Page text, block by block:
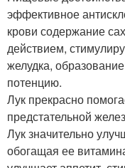
эффективное
крови содержание
действием,
желудка,
потенцию.
Лук прекрасно
предстательной
Лук значительно
обогащая ее